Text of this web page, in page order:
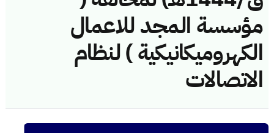
مؤسسة المجد للاعمال
الكهروميكانيكية ) لنظام
الاتصالات